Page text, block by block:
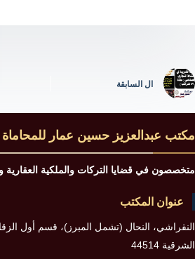
ال السابقة
مكتب عبدالعزيز حسين عمار للمحاماة
متخصصون في قضايا التركات والملكية العقارية
عنوان المكتب
النقراشي، النحال (تشمل المبرز)، قسم أول
الشرقية 44514